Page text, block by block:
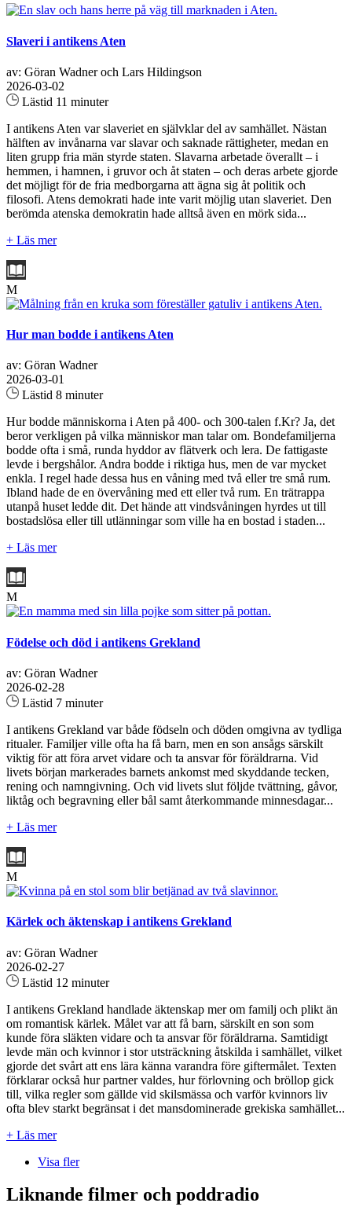
Slaveri i antikens Aten
av: Göran Wadner och Lars Hildingson
2026-03-02
Lästid 11 minuter
I antikens Aten var slaveriet en självklar del av samhället. Nästan
hälften av invånarna var slavar och saknade rättigheter, medan en
liten grupp fria män styrde staten. Slavarna arbetade överallt – i
hemmen, i hamnen, i gruvor och åt staten – och deras arbete gjorde
det möjligt för de fria medborgarna att ägna sig åt politik och
filosofi. Atens demokrati hade inte varit möjlig utan slaveriet. Den
berömda atenska demokratin hade alltså även en mörk sida...
+ Läs mer
M
Hur man bodde i antikens Aten
av: Göran Wadner
2026-03-01
Lästid 8 minuter
Hur bodde människorna i Aten på 400- och 300-talen f.Kr? Ja, det
beror verkligen på vilka människor man talar om. Bondefamiljerna
bodde ofta i små, runda hyddor av flätverk och lera. De fattigaste
levde i bergshålor. Andra bodde i riktiga hus, men de var mycket
enkla. I regel hade dessa hus en våning med två eller tre små rum.
Ibland hade de en övervåning med ett eller två rum. En trätrappa
utanpå huset ledde dit. Det hände att vindsvåningen hyrdes ut till
bostadslösa eller till utlänningar som ville ha en bostad i staden...
+ Läs mer
M
Födelse och död i antikens Grekland
av: Göran Wadner
2026-02-28
Lästid 7 minuter
I antikens Grekland var både födseln och döden omgivna av tydliga
ritualer. Familjer ville ofta ha få barn, men en son ansågs särskilt
viktig för att föra arvet vidare och ta ansvar för föräldrarna. Vid
livets början markerades barnets ankomst med skyddande tecken,
rening och namngivning. Och vid livets slut följde tvättning, gåvor,
liktåg och begravning eller bål samt återkommande minnesdagar...
+ Läs mer
M
Kärlek och äktenskap i antikens Grekland
av: Göran Wadner
2026-02-27
Lästid 12 minuter
I antikens Grekland handlade äktenskap mer om familj och plikt än
om romantisk kärlek. Målet var att få barn, särskilt en son som
kunde föra släkten vidare och ta ansvar för föräldrarna. Samtidigt
levde män och kvinnor i stor utsträckning åtskilda i samhället, vilket
gjorde det svårt att ens lära känna varandra före giftermålet. Texten
förklarar också hur partner valdes, hur förlovning och bröllop gick
till, vilka regler som gällde vid skilsmässa och varför kvinnors liv
ofta blev starkt begränsat i det mansdominerade grekiska samhället...
+ Läs mer
Visa fler
Liknande filmer och poddradio